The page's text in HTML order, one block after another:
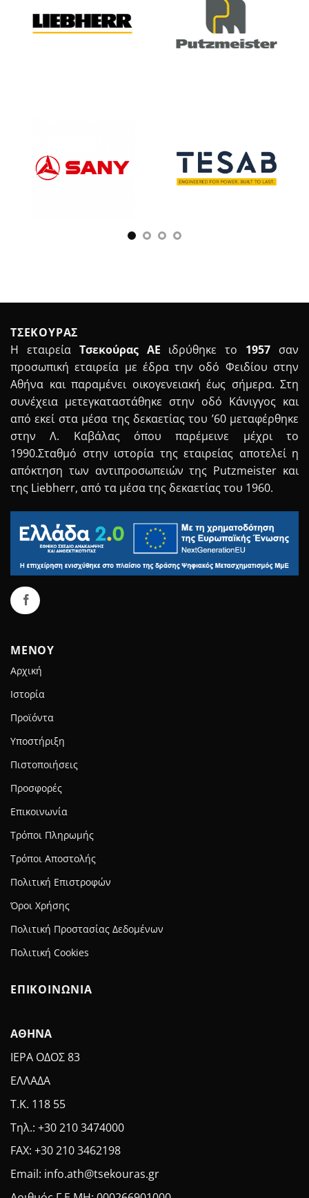
ΤΣΕΚΟΥΡΑΣ
Η εταιρεία Τσεκούρας ΑΕ ιδρύθηκε το 1957 σαν
προσωπική εταιρεία με έδρα την οδό Φειδίου στην
Αθήνα και παραμένει οικογενειακή έως σήμερα. Στη
συνέχεια μετεγκαταστάθηκε στην οδό Κάνιγγος και
από εκεί στα μέσα της δεκαετίας του ’60 μεταφέρθηκε
στην Λ. Καβάλας όπου παρέμεινε μέχρι το
1990.Σταθμό στην ιστορία της εταιρείας αποτελεί η
απόκτηση των αντιπροσωπειών της Putzmeister και
της Liebherr, από τα μέσα της δεκαετίας του 1960.
ΜΕΝΟΥ
Αρχική
Ιστορία
Προϊόντα
Υποστήριξη
Πιστοποιήσεις
Προσφορές
Επικοινωνία
Τρόποι Πληρωμής
Τρόποι Αποστολής
Πολιτική Επιστροφών
Όροι Χρήσης
Πολιτική Προστασίας Δεδομένων
Πολιτική Cookies
ΕΠΙΚΟΙΝΩΝΙΑ
ΑΘΗΝΑ
ΙΕΡΑ ΟΔΟΣ 83
ΕΛΛΑΔΑ
Τ.Κ. 118 55
Τηλ.: +30 210 3474000
FAX: +30 210 3462198
Email: info.ath@tsekouras.gr